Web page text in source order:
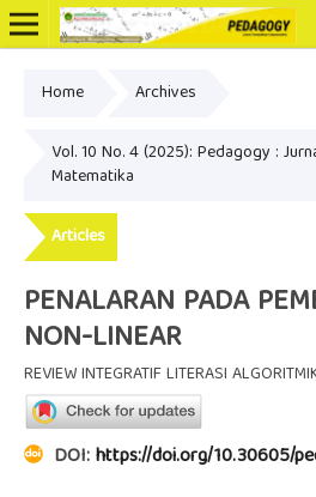
Home Archives
Vol. 10 No. 4 (2025): Pedagogy :
Matematika
Articles
PENALARAN PADA
NON-LINEAR
REVIEW INTEGRATIF LITERASI
DOI:https://doi.org/10.30605/